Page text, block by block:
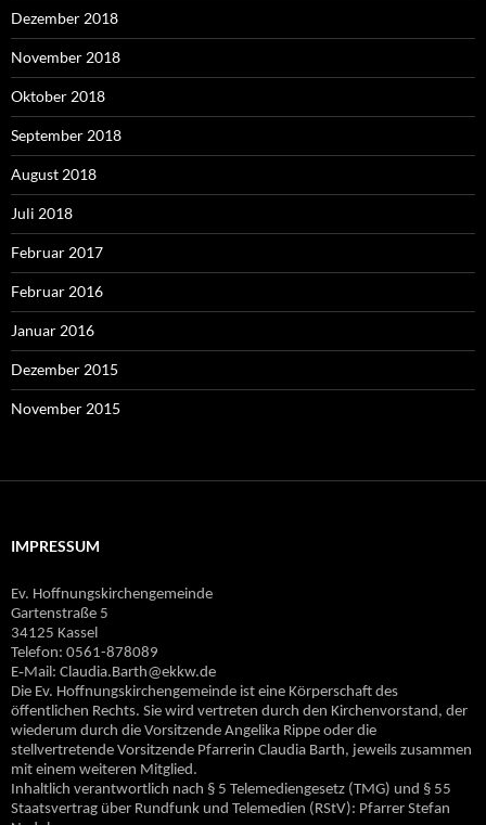
Dezember 2018
November 2018
Oktober 2018
September 2018
August 2018
Juli 2018
Februar 2017
Februar 2016
Januar 2016
Dezember 2015
November 2015
IMPRESSUM
Ev. Hoffnungskirchengemeinde
Gartenstraße 5
34125 Kassel
Telefon: 0561-878089
E‐Mail: Claudia.Barth@ekkw.de
Die Ev. Hoffnungskirchengemeinde ist eine Körperschaft des
öffentlichen Rechts. Sie wird vertreten durch den Kirchenvorstand, der
wiederum durch die Vorsitzende Angelika Rippe oder die
stellvertretende Vorsitzende Pfarrerin Claudia Barth, jeweils zusammen
mit einem weiteren Mitglied.
Inhaltlich verantwortlich nach § 5 Telemediengesetz (TMG) und § 55
Staatsvertrag über Rundfunk und Telemedien (RStV): Pfarrer Stefan